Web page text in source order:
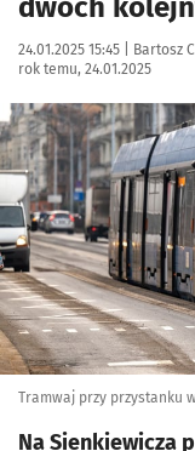
dwóch
Data publikacji:
24.01.2025 15:45 | Autor:
Bartosz
rok temu, 24.01.2025
Kliknij, aby
Tramwaj przy przystanku
Na Sienkiewicza